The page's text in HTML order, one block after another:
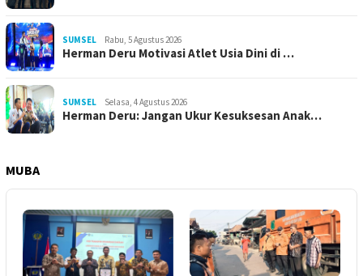
SUMSEL Rabu, 5 Agustus 2026
Herman Deru Motivasi Atlet Usia Dini di …
SUMSEL Selasa, 4 Agustus 2026
Herman Deru: Jangan Ukur Kesuksesan Anak…
MUBA